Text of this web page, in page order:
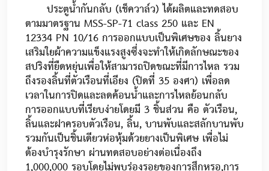
ประตูน้ำกันกลับ (เช็ควาล์ว) ได้ผลิตและทดสอบ
ตามมาตรฐาน MSS-SP-71 class 250 และ EN
12334 PN 10/16 การออกแบบเป็นพิเศษของ ลิ้นยาง
เสริมใยผ้าความแข็งแรงสูงซึ่งจะทำให้เกิดลักษณะของ
สปริงที่ยืดหยุ่นเพื่อให้สามารถปิดขณะที่มีการไหล รวม
ถึงรองลิ้นที่ตัวเรือนที่เอียง (ปิดที่ 35 องศา) เพื่อลด
เวลาในการปิดและลดค้อนน้ำและการไหลย้อนกลับ
การออกแบบที่เรียบง่ายโดยมี 3 ชิ้นส่วน คือ ตัวเรือน,
ลิ้นและฝาครอบตัวเรือน, ลิ้น, บานพับและสลักบานพับ
รวมกันเป็นชิ้นเดียวห่อหุ้มด้วยยางเป็นพิเศษ เพื่อไม่
ต้องบำรุงรักษา ผ่านทดสอบอย่างต่อเนื่องถึง